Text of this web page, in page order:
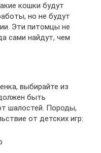
кошки будут
но не будут
Эти питомцы не
сами найдут, чем
выбирайте из
быть
шалостей. Породы,
от детских игр: